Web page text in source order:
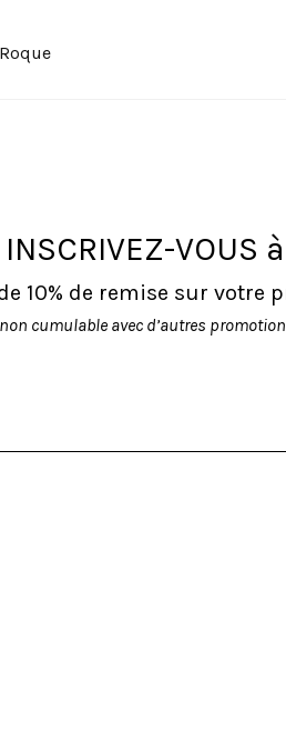
INSCRIVEZ-VOUS
10% de remise sur
cumulable avec d’autres